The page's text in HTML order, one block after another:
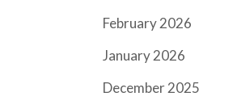
February 2026
January 2026
December 2025